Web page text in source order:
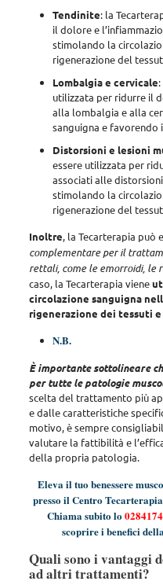
Tendinite: la
il dolore e
stimolando la
rigenerazione del
Lombalgia e cervicale
utilizzata per ridurre il
alla lombalgia e alla
sanguigna e favorendo
Distorsioni e lesioni
essere utilizzata per
associati alle
stimolando la
rigenerazione del
Inoltre, la Tecarterapia può
complementare per il
rettali, come le emorroidi, le
caso, la Tecarterapia viene
circolazione sanguigna
rigenerazione dei tessuti
N.B.
È importante sottolineare
per tutte le patologie
scelta del trattamento più
e dalle caratteristiche
motivo, è sempre
valutare la fattibilità e
della propria patologia.
Eleva il tuo benessere
presso il Centro
Chiama subito lo
scoprire i benefici
Quali sono i vantaggi
ad altri trattamenti?